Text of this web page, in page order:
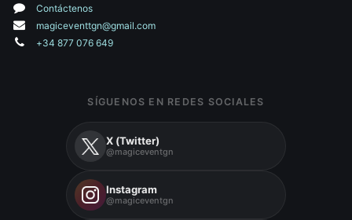
Contáctenos
magiceventtgn@gmail.com
+34 877 076 649
SÍGUENOS EN REDES SOCIALES
X (Twitter)
@magiceventgn
Instagram
@magiceventgn